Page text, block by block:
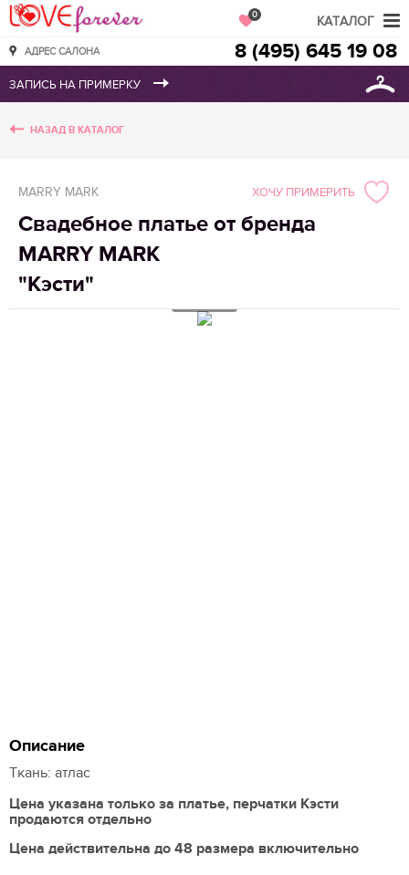
Love Forever
АДРЕС САЛОНА
0
8 (495) 645 19 08
НАЗАД В КАТАЛОГ
MARRY MARK
Свадебное платье от бренда
MARRY MARK
"Кэсти"
ХОЧУ ПРИМЕРИТЬ
Описание
Ткань: атлас
Цена указана только за платье, перчатки Кэсти
продаются отдельно
Цена действительна до 48 размера включительно
КАТАЛОГ